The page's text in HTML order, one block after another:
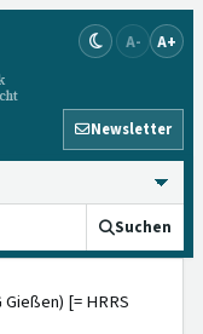
A- A+
Newsletter
Suchen
[= HRRS